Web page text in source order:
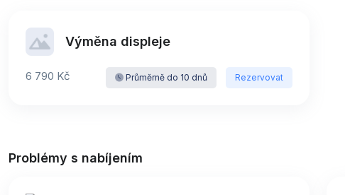
Výměna displeje
6 790 Kč Průměrně do 10 dnů Rezervovat
Problémy s nabíjením